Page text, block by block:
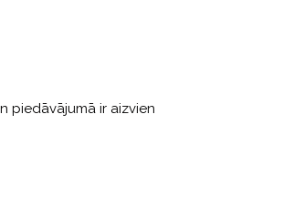
piedāvājumā ir aizvien